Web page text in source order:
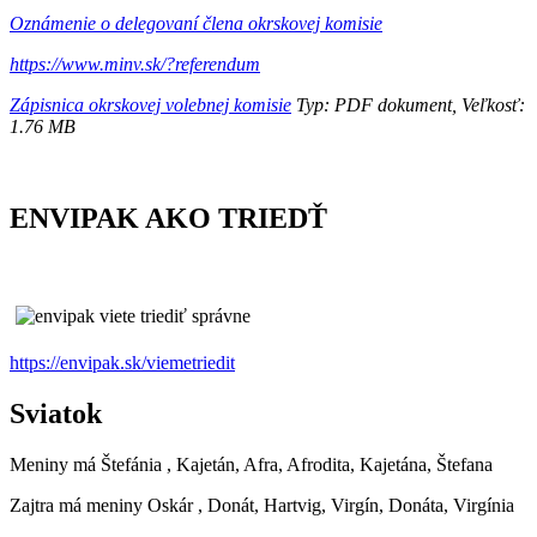
Oznámenie o delegovaní člena okrskovej komisie
https://www.minv.sk/?referendum
Zápisnica okrskovej volebnej komisie Typ: PDF dokument, Veľkosť:
1.76 MB
ENVIPAK AKO TRIEDŤ
https://envipak.sk/viemetriedit
Sviatok
Meniny má Štefánia , Kajetán, Afra, Afrodita, Kajetána, Štefana
Zajtra má meniny Oskár , Donát, Hartvig, Virgín, Donáta, Virgínia